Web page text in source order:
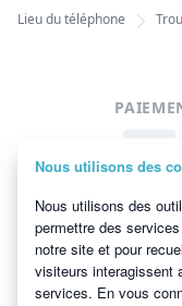
Lieu du téléphone
Nous utilisons des
Nous utilisons des
permettre des
notre site et pour
visiteurs interagissent
services. En vous